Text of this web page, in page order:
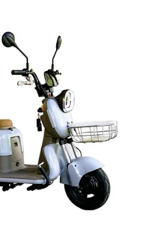
основе
опроса
пользователей